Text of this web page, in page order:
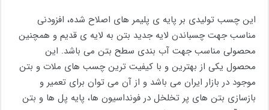
این چسب تولیدی بر پایه ی پلیمر های اصلاح شده، افزودنی
مناسب جهت چسباندن لایه جدید بتن به لایه ی قدیم و همچنین
محصولی مناسب جهت آب بندی سطح بتن می باشد. این
محصول یکی از بهترین و با کیفیت ترین چسب های ملات و بتن
موجود در بازار ایران می باشد و از آن می توان برای تعمیر و
بازسازی بتن های پر تخلخل در فونداسیون ها، پایه پل ها و بتن